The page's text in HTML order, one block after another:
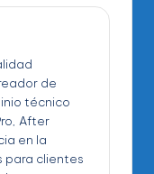
de
técnico
After
en la
para clientes